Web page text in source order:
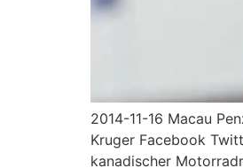
2014-11-16 Macau
Kruger Facebook
kanadischer